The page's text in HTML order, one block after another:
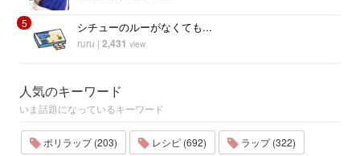
5 シチューのルーがなくても...
ruru | 2,431 view
人気のキーワード
いま話題になっているキーワード
ポリラップ (203) レシピ (692)
ラップ (322)